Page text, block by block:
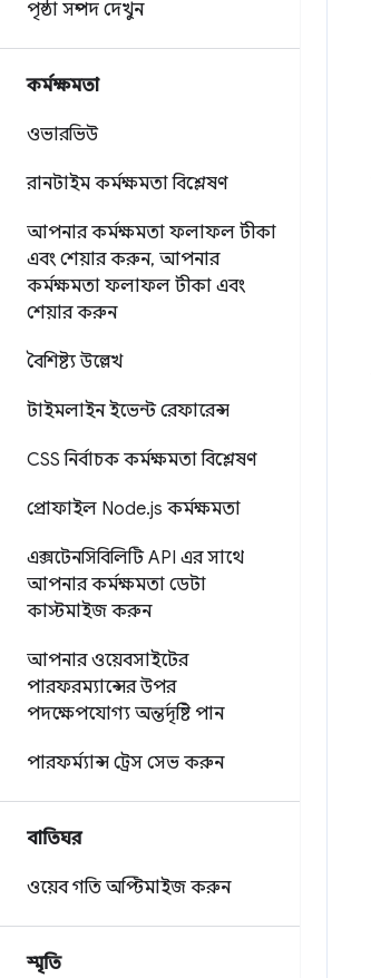
পৃষ্ঠা সম্পদ দেখুন
কর্মক্ষমতা
ওভারভিউ
রানটাইম কর্মক্ষমতা বিশ্লেষণ
আপনার কর্মক্ষমতা ফলাফল টীকা
এবং শেয়ার করুন, আপনার
কর্মক্ষমতা ফলাফল টীকা এবং
শেয়ার করুন
বৈশিষ্ট্য উল্লেখ
টাইমলাইন ইভেন্ট রেফারেন্স
CSS নির্বাচক কর্মক্ষমতা বিশ্লেষণ
প্রোফাইল Node.js কর্মক্ষমতা
এক্সটেনসিবিলিটি API এর সাথে
আপনার কর্মক্ষমতা ডেটা
কাস্টমাইজ করুন
আপনার ওয়েবসাইটের
পারফরম্যান্সের উপর
পদক্ষেপযোগ্য অন্তর্দৃষ্টি পান
পারফর্ম্যান্স ট্রেস সেভ করুন
বাতিঘর
ওয়েব গতি অপ্টিমাইজ করুন
স্মৃতি